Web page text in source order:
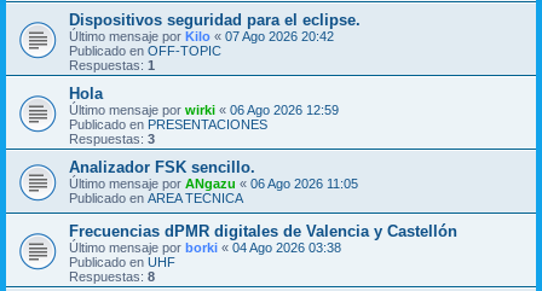
Dispositivos seguridad para el eclipse.
Último mensaje por Kilo « 07 Ago 2026 20:42
Publicado en OFF-TOPIC
Respuestas: 1
Hola
Último mensaje por wirki « 06 Ago 2026 12:59
Publicado en PRESENTACIONES
Respuestas: 3
Analizador FSK sencillo.
Último mensaje por ANgazu « 06 Ago 2026 11:05
Publicado en AREA TECNICA
Frecuencias dPMR digitales de Valencia y Castellón
Último mensaje por borki « 04 Ago 2026 03:38
Publicado en UHF
Respuestas: 8